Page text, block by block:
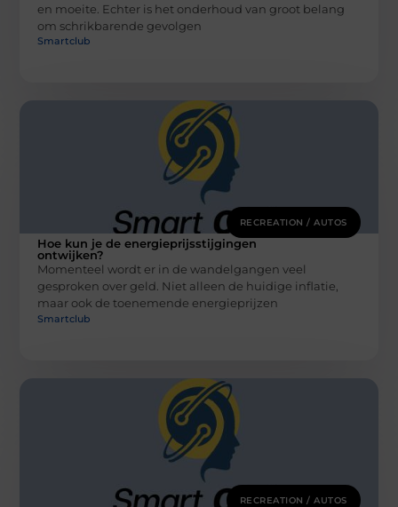
en moeite. Echter is het onderhoud van groot belang
om schrikbarende gevolgen
Smartclub
RECREATION / AUTOS
Hoe kun je de energieprijsstijgingen
ontwijken?
Momenteel wordt er in de wandelgangen veel
gesproken over geld. Niet alleen de huidige inflatie,
maar ook de toenemende energieprijzen
Smartclub
RECREATION / AUTOS